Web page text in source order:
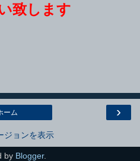
致します
›
ーム
ジョンを表示
by Blogger.